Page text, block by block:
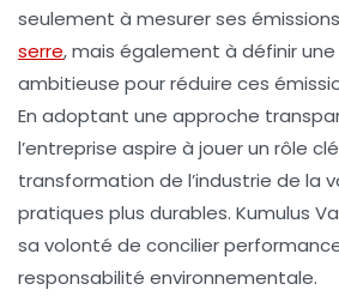
seulement à mesurer ses
serre, mais également à définir
ambitieuse pour réduire ces
En adoptant une approche
l’entreprise aspire à jouer un rôle
transformation de l’industrie de la
pratiques plus durables. Kumulus
sa volonté de concilier
responsabilité environnementale.